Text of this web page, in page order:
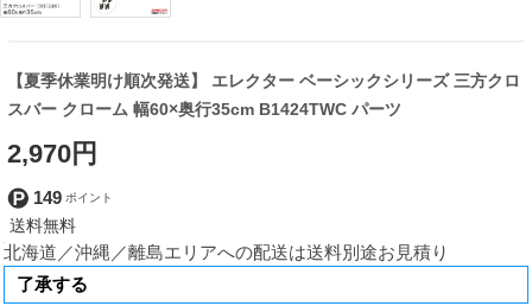
【夏季休業明け順次発送】 エレクター ベーシックシリーズ 三方クロ
スバー クローム 幅60×奥行35cm B1424TWC パーツ
2,970円
149
北海道／沖縄／離島エリアへの配送は送料別途お見積り